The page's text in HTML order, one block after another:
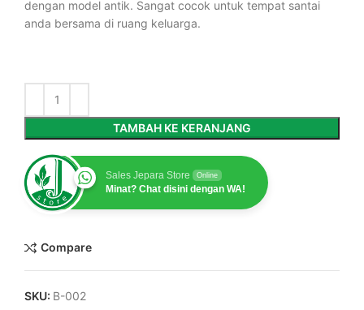
dengan model antik. Sangat cocok untuk tempat santai
anda bersama di ruang keluarga.
TAMBAH KE KERANJANG
Sales Jepara Store Online
Minat? Chat disini dengan WA!
Compare
SKU: B-002